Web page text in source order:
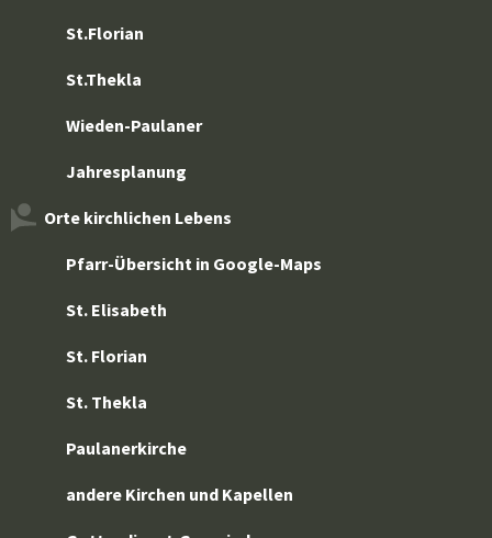
St.Florian
St.Thekla
Wieden-Paulaner
Jahresplanung
Orte kirchlichen Lebens
Pfarr-Übersicht in Google-Maps
St. Elisabeth
St. Florian
St. Thekla
Paulanerkirche
andere Kirchen und Kapellen